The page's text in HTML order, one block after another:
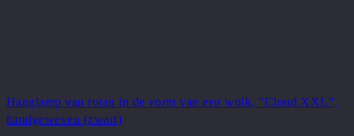
Hanglamp van rotan in de vorm van een wolk, "Cloud XXL",
handgeweven (zwart)